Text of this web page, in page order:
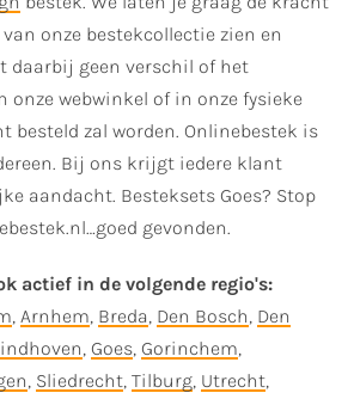
onze bestekcollectie zien en
daarbij geen verschil of het
onze webwinkel of in onze fysieke
besteld zal worden. Onlinebestek is
Bij ons krijgt iedere klant
aandacht. Besteksets Goes? Stop
gevonden.
actief in de volgende regio's:
, Arnhem, Breda, Den Bosch, Den
, Goes, Gorinchem,
, Sliedrecht, Tilburg, Utrecht,